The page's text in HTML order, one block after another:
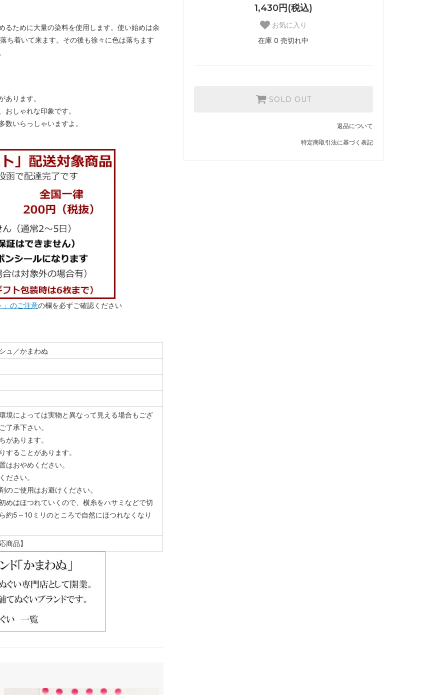
1,430円(税込)
お気に入り
在庫 0 売切れ中
SOLD OUT
返品について
特定商取引法に基づく表記
るために大量の染料を使用します。使い始めは余
ち着いて来ます。その後も徐々に色は落ちます
ります。
しゃれな印象です。
いらっしゃいますよ。
」のご注意の欄を必ずご確認ください
ュ／かまわぬ
境によっては実物と異なって見える場合もござ
了承下さい。
があります。
することがあります。
はおやめください。
ださい。
のご使用はお避けください。
めはほつれていくので、横糸をハサミなどで切
約5～10ミリのところで自然にほつれなくなり
商品】